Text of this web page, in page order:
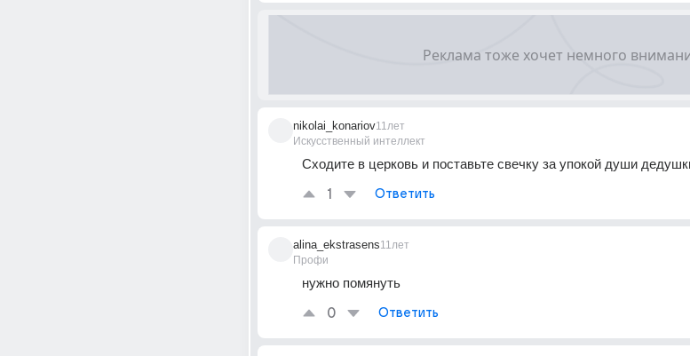
nikolai_konariov
Искусственный интеллект
11лет
Сходите в церковь и поставьте свечку за упокой души
1 Ответить
alina_ekstrasens
Профи
11лет
нужно помянуть
0 Ответить